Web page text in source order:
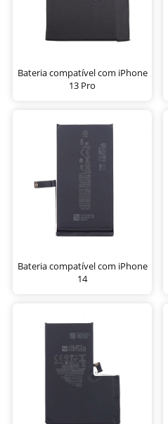
Bateria compatível com iPhone
13 Pro
Bateria compatível com iPhone
14